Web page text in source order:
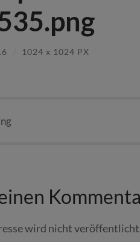
1024 x 1024 PX
wird nicht